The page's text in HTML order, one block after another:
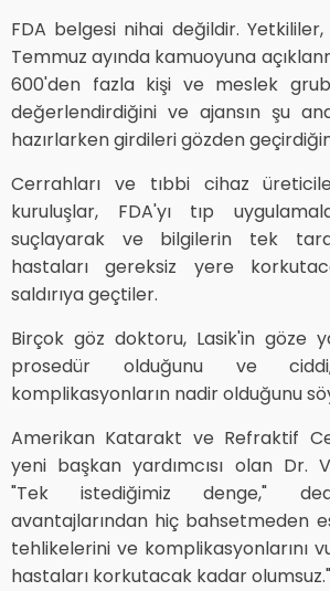
FDA belgesi nihai değildir. Yetkililer,
Temmuz ayında kamuoyuna
600'den fazla kişi ve meslek
değerlendirdiğini ve ajansın şu
hazırlarken girdileri gözden
Cerrahları ve tıbbi cihaz
kuruluşlar, FDA'yı tıp
suçlayarak ve bilgilerin tek
hastaları gereksiz yere
saldırıya geçtiler.
Birçok göz doktoru, Lasik'in göze
prosedür olduğunu ve
komplikasyonların nadir olduğunu
Amerikan Katarakt ve Refraktif
yeni başkan yardımcısı olan Dr.
"Tek istediğimiz denge,"
avantajlarından hiç bahsetmeden
tehlikelerini ve komplikasyonlarını
hastaları korkutacak kadar olumsuz."